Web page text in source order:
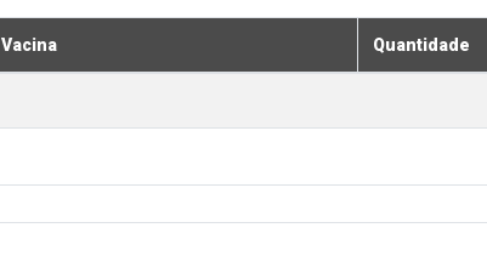
Vacina Quantidade